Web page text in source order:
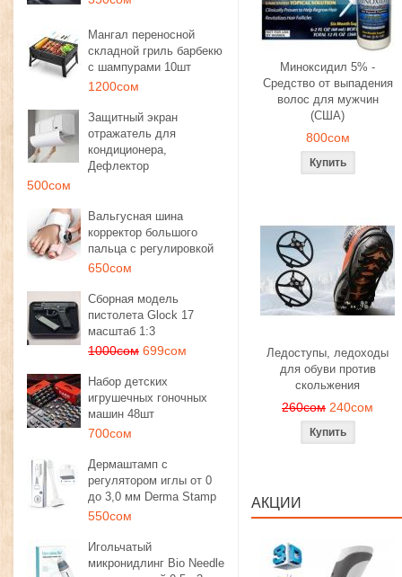
Мангал переносной
складной гриль барбекю
с шампурами 10шт
1200сом
Защитный экран
отражатель для
кондиционера,
Дефлектор
500сом
Вальгусная шина
корректор большого
пальца с регулировкой
650сом
Сборная модель
пистолета Glock 17
масштаб 1:3
1000сом 699сом
Набор детских
игрушечных гоночных
машин 48шт
700сом
Дермаштамп с
регулятором иглы от 0
до 3,0 мм Derma Stamp
550сом
Игольчатый
микронидлинг Bio Needle
Миноксидил 5% -
Средство от выпадения
волос для мужчин
(США)
800сом
Ледоступы, ледоходы
для обуви против
скольжения
260сом 240сом
АКЦИИ